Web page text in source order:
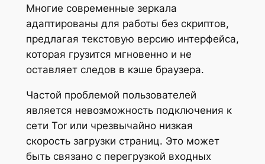
Многие современные зеркала
адаптированы для работы без скриптов,
предлагая текстовую версию интерфейса,
которая грузится мгновенно и не
оставляет следов в кэше браузера.
Частой проблемой пользователей
является невозможность подключения к
сети Tor или чрезвычайно низкая
скорость загрузки страниц. Это может
быть связано с перегрузкой входных